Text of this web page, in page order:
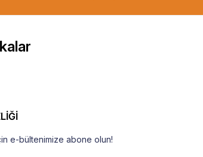
e-bültenimize abone olun!